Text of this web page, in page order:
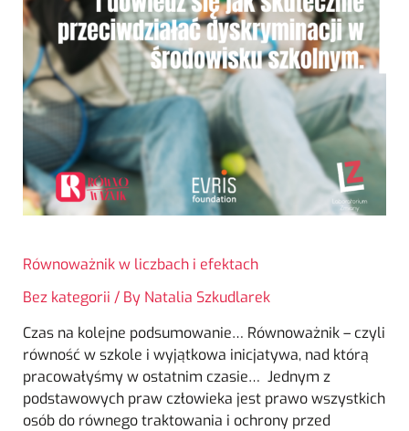
Równoważnik w liczbach i efektach
Bez kategorii / By Natalia Szkudlarek
Czas na kolejne podsumowanie… Równoważnik – czyli
równość w szkole i wyjątkowa inicjatywa, nad którą
pracowałyśmy w ostatnim czasie… Jednym z
podstawowych praw człowieka jest prawo wszystkich
osób do równego traktowania i ochrony przed